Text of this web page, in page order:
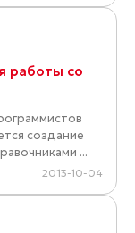
работы со
создание
...
2013-10-04